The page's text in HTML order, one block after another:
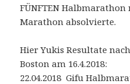
FÜNFTEN Halbmarathon
Marathon absolvierte.
Hier Yukis Resultate
Boston am 16.4.2018:
22.04.2018 Gifu